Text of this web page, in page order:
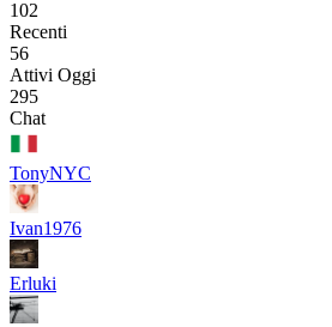
102
Recenti
56
Attivi Oggi
295
Chat
TonyNYC
Ivan1976
Erluki